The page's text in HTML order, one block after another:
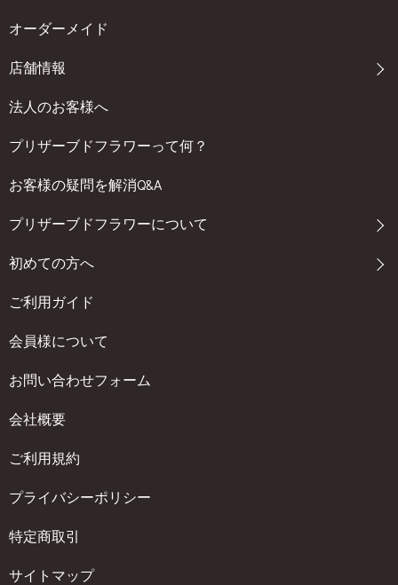
オーダーメイド
店舗情報
法人のお客様へ
プリザーブドフラワーって何？
お客様の疑問を解消Q&A
プリザーブドフラワーについて
初めての方へ
ご利用ガイド
会員様について
お問い合わせフォーム
会社概要
ご利用規約
プライバシーポリシー
特定商取引
サイトマップ